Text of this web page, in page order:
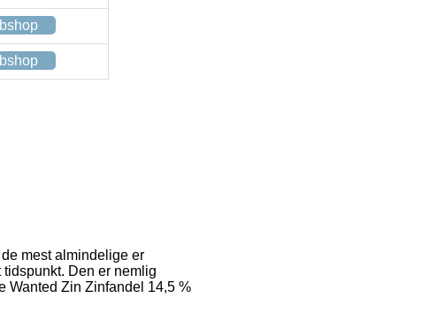
mest almindelige er
Den er nemlig
Wanted Zin Zinfandel 14,5 %